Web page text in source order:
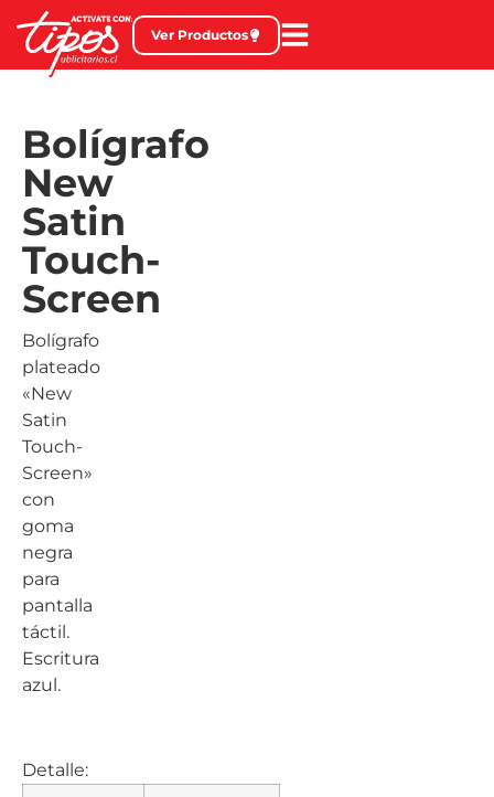
Ver Productos
Bolígrafo
New
Satin
Touch-
Screen
Bolígrafo
plateado
«New
Satin
Touch-
Screen»
con
goma
negra
para
pantalla
táctil.
Escritura
azul.
Detalle: